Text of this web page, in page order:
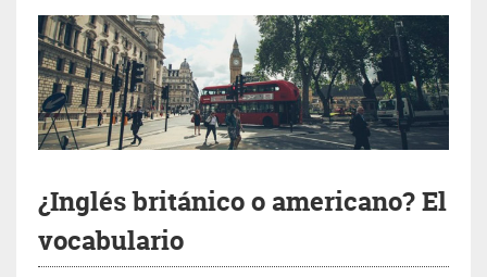
¿Inglés británico o americano? El
vocabulario